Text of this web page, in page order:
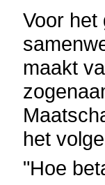
Voor het
maakt
het
"Hoe